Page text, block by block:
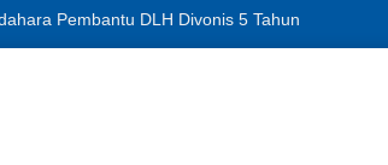
Kuasa Hukum Pelapor Desak Polisi Tetapkan P-